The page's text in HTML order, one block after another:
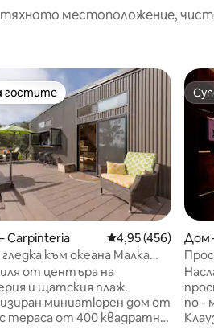
тяхното местоположение,
5, 118 отзива
гостите
гостите
Carpinteria Средна оценка:
4,95 (456)
към океана Малка
от центъра на
и щатския плаж.
миниатюрен дом от
тераса от 400 квадратни
Дом
по -